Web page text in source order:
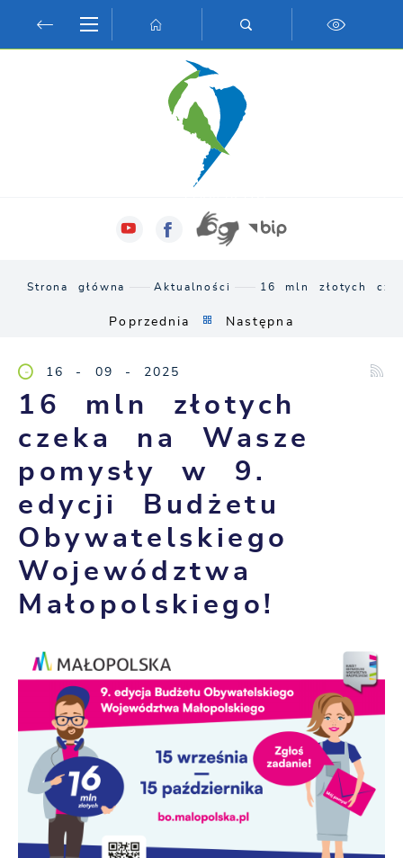
Przejdź do menu.
Przejdź do wyszukiwarki.
Przejdź do treści.
Przejdź do ustawień wielkości czcionki.
Włącz wersję kontrastową strony.
Strona główna Aktualności 16 mln złotych
Poprzednia Następna
16 - 09 - 2025
16 mln złotych
czeka na Wasze
pomysły w 9.
edycji Budżetu
Obywatelskiego
Województwa
Małopolskiego!